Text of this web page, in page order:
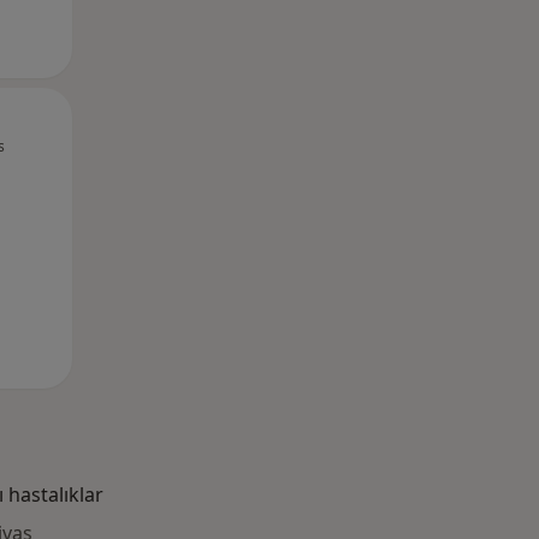
hastalıklar